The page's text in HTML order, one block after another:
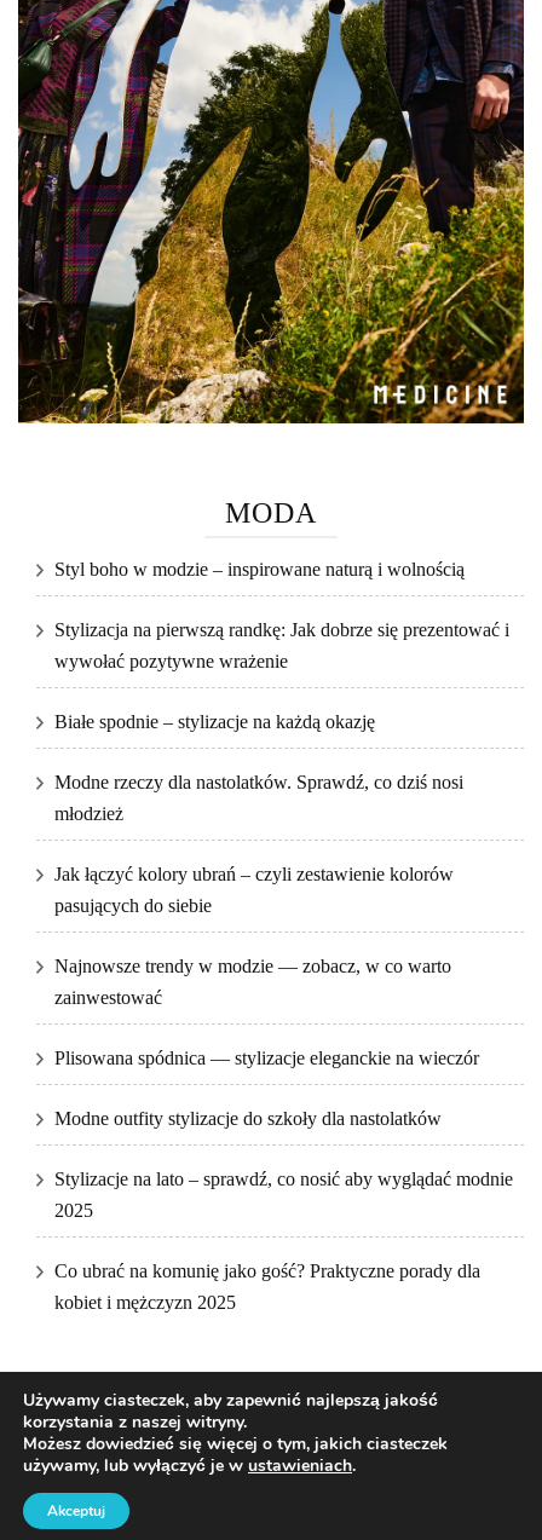
MODA
Styl boho w modzie – inspirowane naturą i wolnością
Stylizacja na pierwszą randkę: Jak dobrze się prezentować i
wywołać pozytywne wrażenie
Białe spodnie – stylizacje na każdą okazję
Modne rzeczy dla nastolatków. Sprawdź, co dziś nosi
młodzież
Jak łączyć kolory ubrań – czyli zestawienie kolorów
pasujących do siebie
Najnowsze trendy w modzie — zobacz, w co warto
zainwestować
Plisowana spódnica — stylizacje eleganckie na wieczór
Modne outfity stylizacje do szkoły dla nastolatków
Stylizacje na lato – sprawdź, co nosić aby wyglądać modnie
2025
Co ubrać na komunię jako gość? Praktyczne porady dla
kobiet i mężczyzn 2025
Blossom Themes
Używamy ciasteczek, aby zapewnić najlepszą jakość
korzystania z naszej witryny.
Możesz dowiedzieć się więcej o tym, jakich ciasteczek
używamy, lub wyłączyć je w ustawieniach.
Akceptuj